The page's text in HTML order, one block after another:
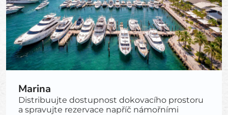
Marina
Distribuujte dostupnost dokovacího prostoru
a spravujte rezervace napříč námořními